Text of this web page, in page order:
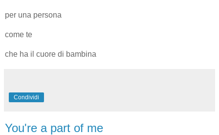
per una persona
come te
che ha il cuore di bambina
Condividi
You're a part of me